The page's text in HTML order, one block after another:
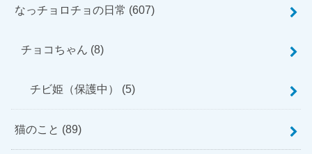
なっチョロチョの日常 (607)
チョコちゃん (8)
チビ姫（保護中） (5)
猫のこと (89)